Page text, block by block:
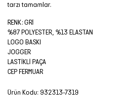
tarzı tamamlar.
RENK: GRİ
%87 POLYESTER, %13 ELASTAN
LOGO BASKI
JOGGER
LASTİKLİ PAÇA
CEP FERMUAR
Ürün Kodu: 932313-7319